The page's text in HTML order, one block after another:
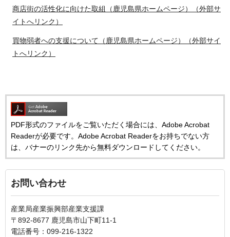
商店街の活性化に向けた取組（鹿児島県ホームページ）（外部サ
イトへリンク）
買物弱者への支援について（鹿児島県ホームページ）（外部サイ
トへリンク）
PDF形式のファイルをご覧いただく場合には、Adobe Acrobat
Readerが必要です。Adobe Acrobat Readerをお持ちでない方
は、バナーのリンク先から無料ダウンロードしてください。
お問い合わせ
産業局産業振興部産業支援課
〒892-8677 鹿児島市山下町11-1
電話番号：099-216-1322